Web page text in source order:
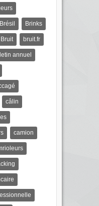
Brésil Brinks
Bruit bruit.fr
annuel
câlin
camion